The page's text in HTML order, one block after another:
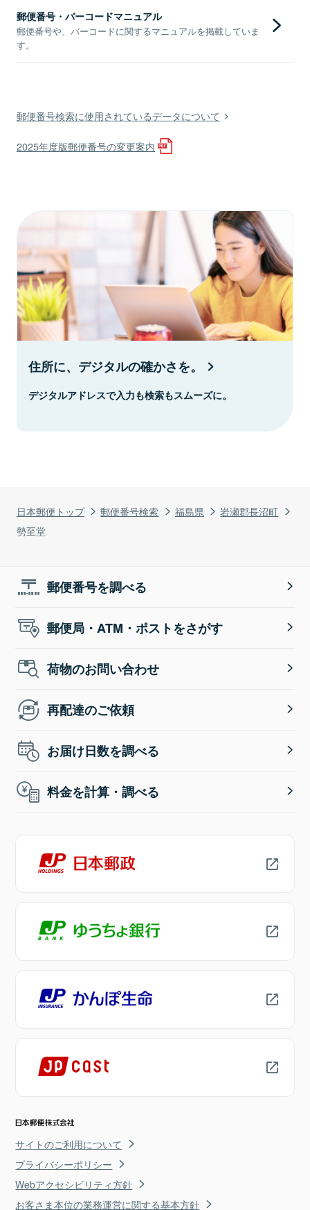
日本郵便トップ 郵便番号検索 福島県
岩瀬郡長沼町
勢至堂
郵便番号・バーコードマニュアル
郵便番号や、バーコードに関するマニュアルを掲載していま
す。
郵便番号検索に使用されているデータについて
2025年度版郵便番号の変更案内
住所に、デジタルの確かさを。
デジタルアドレスで入力も検索もスムーズに。
郵便番号を調べる
郵便局・ATM・ポストをさがす
荷物のお問い合わせ
再配達のご依頼
お届け日数を調べる
料金を計算・調べる
サイトのご利用について
プライバシーポリシー
Webアクセシビリティ方針
お客さま本位の業務運営に関する基本方針